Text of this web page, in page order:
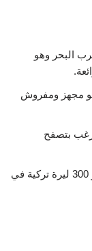
البحر وهو
وهو مجهز ومفروش
بتصفح
ويبلغ ثمن استئجار الشاليه الحجري على البحر 300 ليرة تركية في